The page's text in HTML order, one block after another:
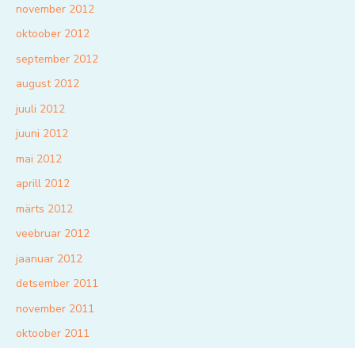
november 2012
oktoober 2012
september 2012
august 2012
juuli 2012
juuni 2012
mai 2012
aprill 2012
märts 2012
veebruar 2012
jaanuar 2012
detsember 2011
november 2011
oktoober 2011